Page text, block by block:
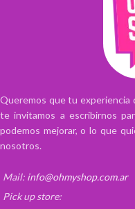
Queremos que tu experiencia
te invitamos a escribirnos
podemos mejorar, o lo que
nosotros.
Mail: info@ohmyshop.com.ar
Pick up store: